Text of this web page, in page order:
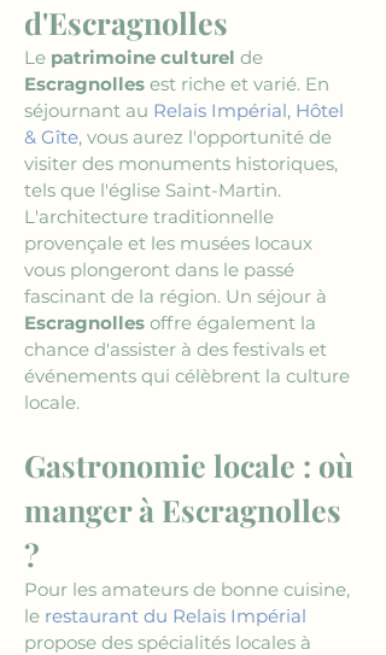
d'Escragnolles
Le patrimoine culturel de
Escragnolles est riche et varié. En
séjournant au Relais Impérial, Hôtel
& Gîte, vous aurez l'opportunité de
visiter des monuments historiques,
tels que l'église Saint-Martin.
L'architecture traditionnelle
provençale et les musées locaux
vous plongeront dans le passé
fascinant de la région. Un séjour à
Escragnolles offre également la
chance d'assister à des festivals et
événements qui célèbrent la culture
locale.
Gastronomie locale : où
manger à Escragnolles
?
Pour les amateurs de bonne cuisine,
le restaurant du Relais Impérial
propose des spécialités locales à